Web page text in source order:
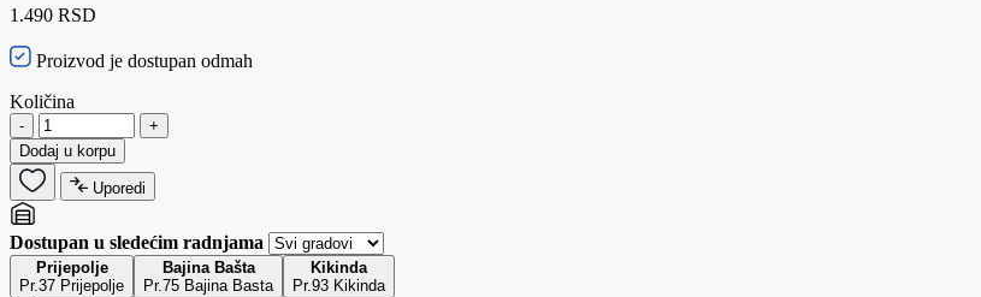
1.490 RSD
Proizvod je dostupan odmah
Količina
-
+
Dodaj u korpu
Uporedi
Dostupan u sledećim radnjama
Prijepolje
Pr.37 Prijepolje
Bajina Bašta
Pr.75 Bajina Basta
Kikinda
Pr.93 Kikinda